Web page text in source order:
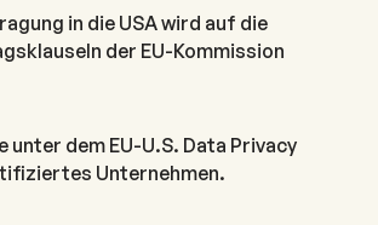
in die USA wird auf die
der EU-Kommission
unter dem EU-U.S. Data Privacy
Unternehmen.